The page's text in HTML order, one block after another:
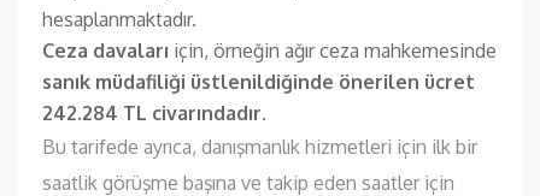
hesaplanmaktadır.
Ceza davaları için, örneğin ağır ceza mahkemesinde
sanık müdafiliği üstlenildiğinde önerilen ücret
242.284 TL civarındadır.
Bu tarifede ayrıca, danışmanlık hizmetleri için ilk bir
saatlik görüşme başına ve takip eden saatler için